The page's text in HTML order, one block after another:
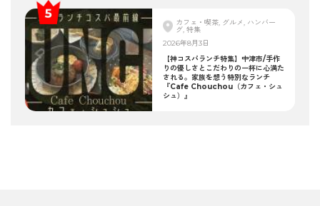
カフェ・喫茶, グルメ, ハンバー
グ, 特集
2026年8月3日
【神コスパランチ特集】中津市/手作
りの優しさとこだわりの一杯に心満た
される。家族を想う特別なランチ
『Cafe Chouchou（カフェ・シュ
シュ）』